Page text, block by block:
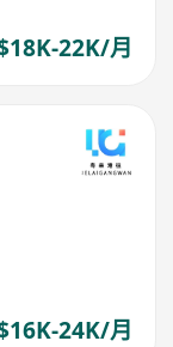
22K/月
24K/月